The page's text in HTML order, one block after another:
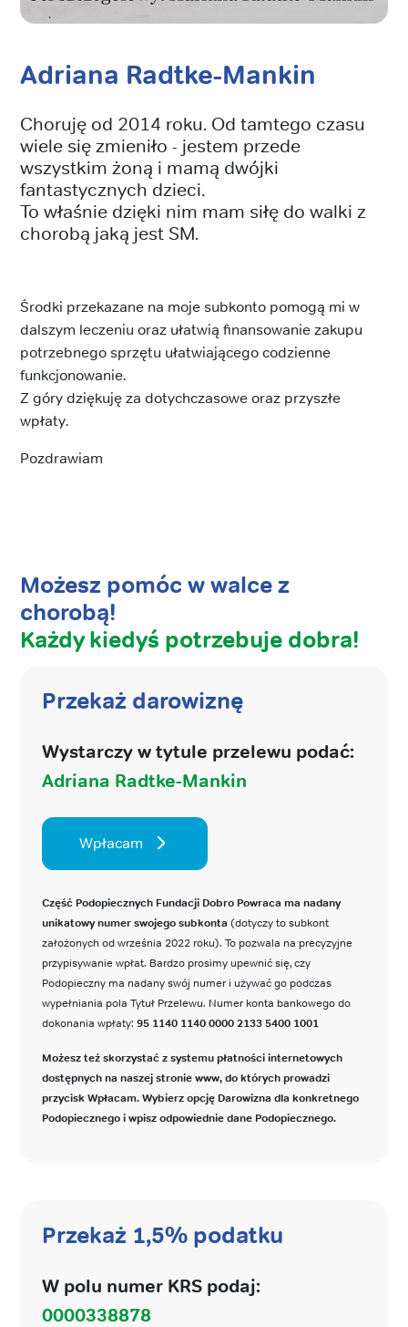
Adriana Radtke-Mankin
Choruję od 2014 roku. Od tamtego czasu
wiele się zmieniło - jestem przede
wszystkim żoną i mamą dwójki
fantastycznych dzieci.
To właśnie dzięki nim mam siłę do walki z
chorobą jaką jest SM.
Środki przekazane na moje subkonto pomogą mi w
dalszym leczeniu oraz ułatwią finansowanie zakupu
potrzebnego sprzętu ułatwiającego codzienne
funkcjonowanie.
Z góry dziękuję za dotychczasowe oraz przyszłe
wpłaty.
Pozdrawiam
Możesz pomóc w walce z
chorobą!
Każdy kiedyś potrzebuje dobra!
Przekaż darowiznę
Wystarczy w tytule przelewu podać:
Adriana Radtke-Mankin
Wpłacam
Część Podopiecznych Fundacji Dobro Powraca ma nadany
unikatowy numer swojego subkonta (dotyczy to subkont
założonych od września 2022 roku). To pozwala na precyzyjne
przypisywanie wpłat. Bardzo prosimy upewnić się, czy
Podopieczny ma nadany swój numer i używać go podczas
wypełniania pola Tytuł Przelewu. Numer konta bankowego do
dokonania wpłaty: 95 1140 1140 0000 2133 5400 1001
Możesz też skorzystać z systemu płatności internetowych
dostępnych na naszej stronie www, do których prowadzi
przycisk Wpłacam. Wybierz opcję Darowizna dla konkretnego
Podopiecznego i wpisz odpowiednie dane Podopiecznego.
Przekaż 1,5% podatku
W polu numer KRS podaj:
0000338878